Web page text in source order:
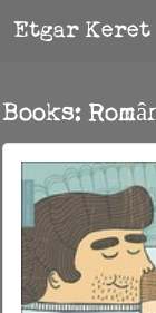
Etgar Keret
Books: